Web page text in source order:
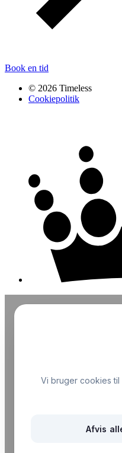
Book en tid
© 2026 Timeless
Cookiepolitik